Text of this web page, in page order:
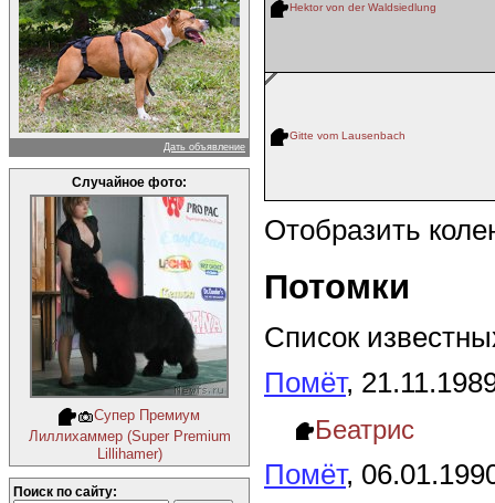
Дать объявление
Случайное фото:
Супер Премиум
Лиллихаммер (Super Premium
Lillihamer)
Поиск по сайту:
Hektor von der Waldsiedlung
Gitte vom Lausenbach
Отобразить
Потомки
Список
Помёт,
Беатрис
Помёт,